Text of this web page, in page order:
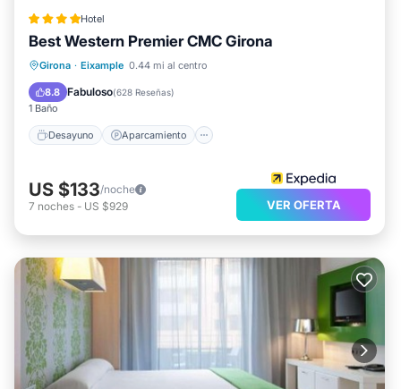
Hotel
Best Western Premier CMC Girona
Girona · Eixample 0.44 mi al centro
8.8 Fabuloso(628 Reseñas)
1 Baño
Desayuno Aparcamiento
Desayuno Aparcamiento
Balcón/Terraza
US $133/noche
7 noches - US $929 VER OFERTA